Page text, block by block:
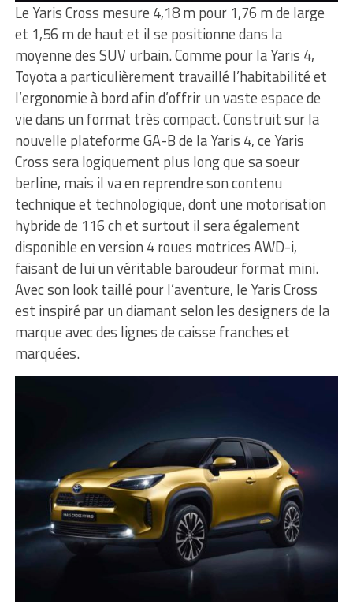
Le Yaris Cross mesure 4,18 m pour 1,76 m de large
et 1,56 m de haut et il se positionne dans la
moyenne des SUV urbain. Comme pour la Yaris 4,
Toyota a particulièrement travaillé l’habitabilité et
l’ergonomie à bord afin d’offrir un vaste espace de
vie dans un format très compact. Construit sur la
nouvelle plateforme GA-B de la Yaris 4, ce Yaris
Cross sera logiquement plus long que sa soeur
berline, mais il va en reprendre son contenu
technique et technologique, dont une motorisation
hybride de 116 ch et surtout il sera également
disponible en version 4 roues motrices AWD-i,
faisant de lui un véritable baroudeur format mini.
Avec son look taillé pour l’aventure, le Yaris Cross
est inspiré par un diamant selon les designers de la
marque avec des lignes de caisse franches et
marquées.